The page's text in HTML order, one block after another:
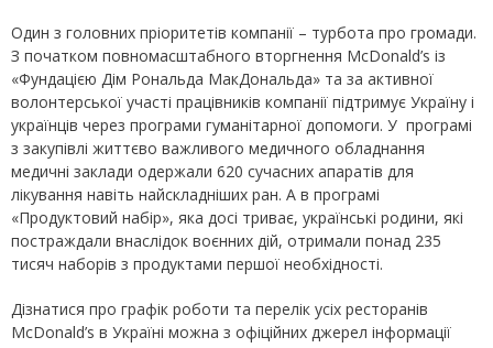
Один з головних пріоритетів компанії – турбота про громади.
З початком повномасштабного вторгнення McDonald’s із
«Фундацією Дім Рональда МакДональда» та за активної
волонтерської участі працівників компанії підтримує Україну і
українців через програми гуманітарної допомоги. У програмі
з закупівлі життєво важливого медичного обладнання
медичні заклади одержали 620 сучасних апаратів для
лікування навіть найскладніших ран. А в програмі
«Продуктовий набір», яка досі триває, українські родини, які
постраждали внаслідок воєнних дій, отримали понад 235
тисяч наборів з продуктами першої необхідності.
Дізнатися про графік роботи та перелік усіх ресторанів
McDonald’s в Україні можна з офіційних джерел інформації